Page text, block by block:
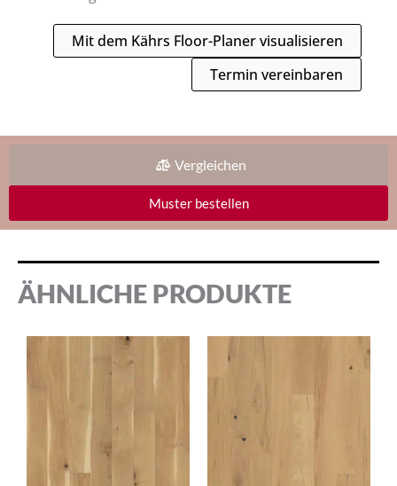
Mit dem Kährs Floor-Planer visualisieren
Termin vereinbaren
Vergleichen
Muster bestellen
ÄHNLICHE PRODUKTE